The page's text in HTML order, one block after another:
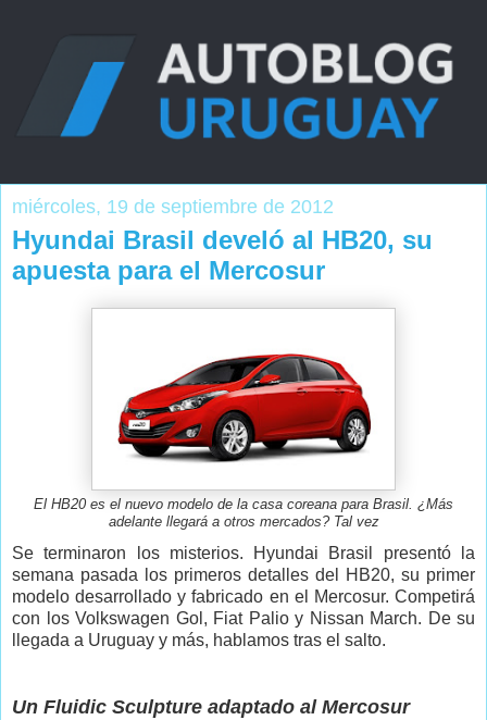
miércoles, 19 de septiembre de 2012
Hyundai Brasil develó al HB20, su
apuesta para el Mercosur
El HB20 es el nuevo modelo de la casa coreana para Brasil. ¿Más
adelante llegará a otros mercados? Tal vez
Se terminaron los misterios. Hyundai Brasil presentó la
semana pasada los primeros detalles del HB20, su primer
modelo desarrollado y fabricado en el Mercosur. Competirá
con los Volkswagen Gol, Fiat Palio y Nissan March. De su
llegada a Uruguay y más, hablamos tras el salto.
Un Fluidic Sculpture adaptado al Mercosur